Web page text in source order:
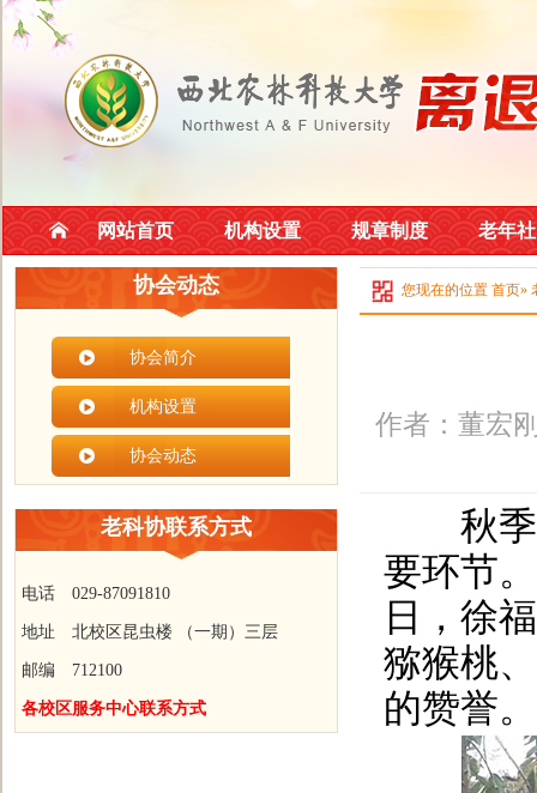
网站首页 机构设置 规章制度 老年
协会动态
协会简介
机构设置
协会动态
老科协联系方式
电话 029-87091810
地址 北校区昆虫楼 （一期）三层
邮编 712100
各校区服务中心联系方式
您现在的位置 首页»
作者：董宏
秋季
要环节
日，徐
猕猴桃
的赞誉。